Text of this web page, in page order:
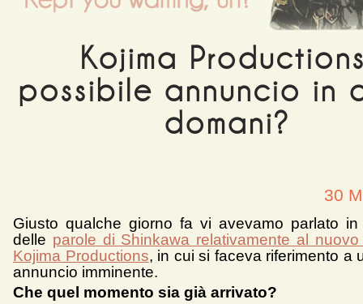
Kojima
possibile annuncio in
domani?
30
Giusto qualche giorno fa vi avevamo parlato
delle parole di Shinkawa relativamente al
Kojima Productions, in cui si faceva riferimento a
annuncio imminente.
Che quel momento sia già arrivato?